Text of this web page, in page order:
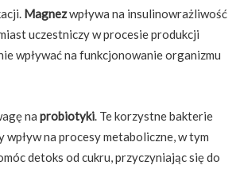
Magnezwpływa na insulinowrażliwość
uczestniczy w procesie produkcji
wpływać na funkcjonowanie organizmu
na probiotyki. Te korzystne bakterie
na procesy metaboliczne, w tym
detoks od cukru, przyczyniając się do